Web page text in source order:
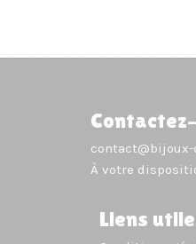
contact@bijoux-
À votre
Liens